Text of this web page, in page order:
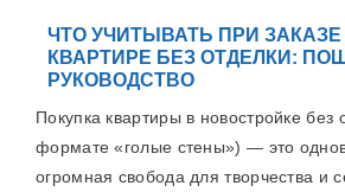
ЧТО УЧИТЫВАТЬ ПРИ ЗАКАЗЕ
КВАРТИРЕ БЕЗ ОТДЕЛКИ:
РУКОВОДСТВО
Покупка квартиры в новостройке без
формате «голые стены») — это
огромная свобода для творчества и